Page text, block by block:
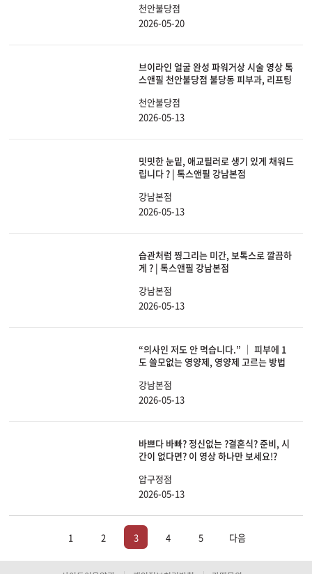
천안불당점
2026-05-20
브이라인 얼굴 완성 파워거상 시술 영상 톡
스앤필 천안불당점 불당동 피부과, 리프팅
천안불당점
2026-05-13
밋밋한 눈밑, 애교필러로 생기 있게 채워드
립니다 ? | 톡스앤필 강남본점
강남본점
2026-05-13
습관처럼 찡그리는 미간, 보톡스로 깔끔하
게 ? | 톡스앤필 강남본점
강남본점
2026-05-13
“의사인 저도 안 먹습니다.” │ 피부에 1
도 쓸모없는 영양제, 영양제 고르는 방법
강남본점
2026-05-13
바쁘다 바빠? 정신없는 ?결혼식? 준비, 시
간이 없다면? 이 영상 하나만 보세요!?
압구정점
2026-05-13
1 2 3 4 5 다음